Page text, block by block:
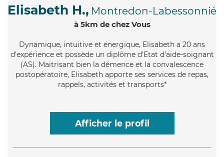
Elisabeth H., Montredon-Labessonnié
à 5km de chez Vous
Dynamique, intuitive et énergique, Elisabeth a 20 ans
d'expérience et possède un diplôme d'Etat d'aide-soignant
(AS). Maitrisant bien la démence et la convalescence
postopératoire, Elisabeth apporte ses services de repas,
rappels, activités et transports*
Afficher le profil